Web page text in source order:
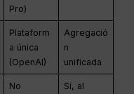
Pro)
Plataform
a única
(OpenAI)
Agregació
n
unificada
No
Sí, al